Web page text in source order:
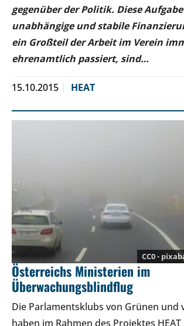
gegenüber der Politik. Diese
unabhängige und stabile
ein Großteil der Arbeit im Verein
ehrenamtlich passiert, sind…
15.10.2015 HEAT
CC0 -
Österreichs Ministerien im
Überwachungsblindflug
Die Parlamentsklubs von Grünen und
haben im Rahmen des Projektes HEAT